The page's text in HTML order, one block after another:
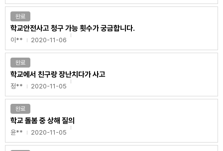
완료
학교안전사고 청구 가능 횟수가 궁금합니다.
이** 2020-11-06
완료
학교에서 친구랑 장난치다가 사고
정** 2020-11-05
완료
학교 돌봄 중 상해 질의
윤** 2020-11-05